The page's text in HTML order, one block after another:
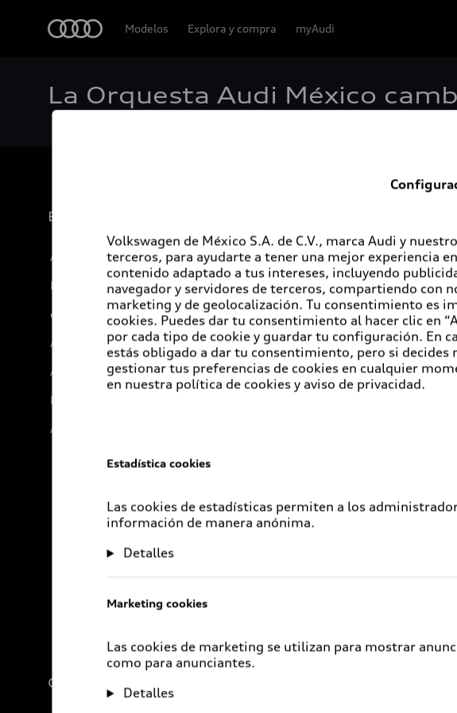
Modelos Explora y compra myAudi
La Orquesta Audi México
Experiencia
Audi Sport
Promociones
e-Newsletter
Audi internacional
Audi Go Green
Próximo Destino
Audi Exclusive
Audi contigo
Audi Financial
Seguro Audi
Atención a
Audi Plus
Compañía
Volkswagen de México S.A. de C.V., marca Audi y
terceros, para ayudarte a tener una mejor experiencia
contenido adaptado a tus intereses, incluyendo
navegador y servidores de terceros, compartiendo con
marketing y de geolocalización. Tu consentimiento es
cookies. Puedes dar tu consentimiento al hacer clic en
por cada tipo de cookie y guardar tu configuración. En
estás obligado a dar tu consentimiento, pero si
gestionar tus preferencias de cookies en cualquier
en nuestra política de cookies y aviso de privacidad.
Estadística cookies
Las cookies de estadísticas permiten a los
información de manera anónima.
Detalles
Marketing cookies
Las cookies de marketing se utilizan para mostrar
como para anunciantes.
Detalles